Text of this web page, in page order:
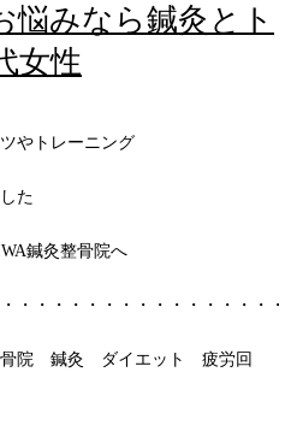
悩みなら鍼灸とト
女性
やトレーニング
た
鍼灸整骨院へ
・・・・・・・・・・・・・・・
鍼灸 ダイエット 疲労回